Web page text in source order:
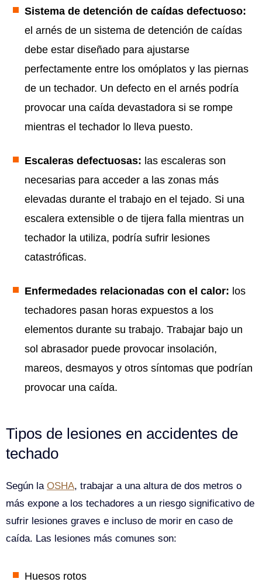
Sistema de detención de caídas defectuoso:
el arnés de un sistema de detención de caídas
debe estar diseñado para ajustarse
perfectamente entre los omóplatos y las piernas
de un techador. Un defecto en el arnés podría
provocar una caída devastadora si se rompe
mientras el techador lo lleva puesto.
Escaleras defectuosas: las escaleras son
necesarias para acceder a las zonas más
elevadas durante el trabajo en el tejado. Si una
escalera extensible o de tijera falla mientras un
techador la utiliza, podría sufrir lesiones
catastróficas.
Enfermedades relacionadas con el calor: los
techadores pasan horas expuestos a los
elementos durante su trabajo. Trabajar bajo un
sol abrasador puede provocar insolación,
mareos, desmayos y otros síntomas que podrían
provocar una caída.
Tipos de lesiones en accidentes de
techado
Según la OSHA, trabajar a una altura de dos metros o
más expone a los techadores a un riesgo significativo de
sufrir lesiones graves e incluso de morir en caso de
caída. Las lesiones más comunes son:
Huesos rotos